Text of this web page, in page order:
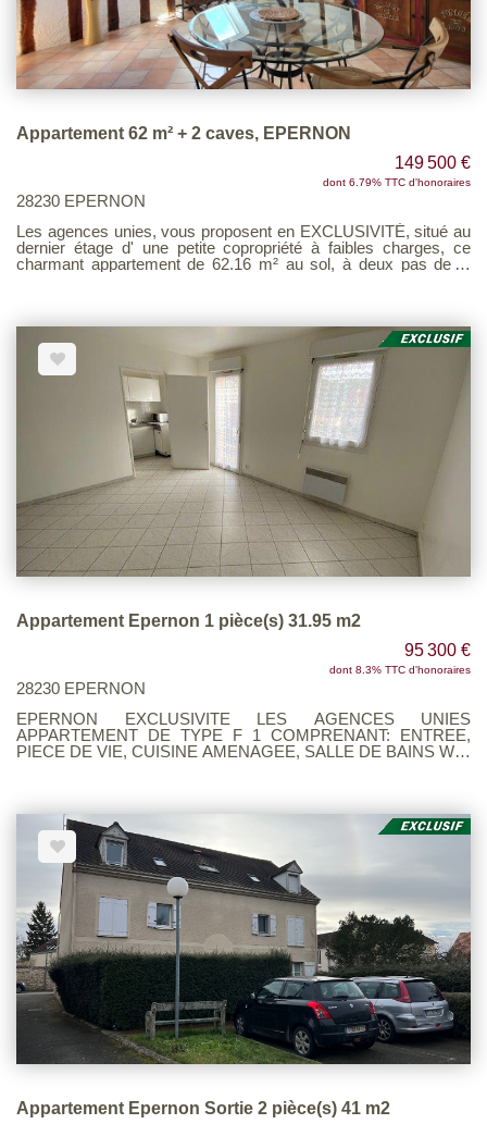
Appartement 62 m² + 2 caves, EPERNON
149 500 €
dont 6.79% TTC d'honoraires
28230 EPERNON
Les agences unies, vous proposent en EXCLUSIVITÉ, situé au
dernier étage d' une petite copropriété à faibles charges, ce
charmant appartement de 62.16 m² au sol, à deux pas de la
équipée, un dégagement avec placard, une grande chambre de
16 m² avec possibilité de créer un espace bureau ou dressing ...
Chauffage individuelle au gaz de ville chaudière récente, fibre
optique. Deux grandes caves complètent cet appartement.
Possibilité de louer un garage fermé à proximité. Idéal pour un
premier achat ou investisseur. DPE en C Voir page 6 du
Barème d'honoraires consultable sur notre site
Appartement Epernon 1 pièce(s) 31.95 m2
95 300 €
dont 8.3% TTC d'honoraires
28230 EPERNON
EPERNON EXCLUSIVITE LES AGENCES UNIES
APPARTEMENT DE TYPE F 1 COMPRENANT: ENTREE,
PIECE DE VIE, CUISINE AMENAGEE, SALLE DE BAINS WC.
Appartement Epernon Sortie 2 pièce(s) 41 m2